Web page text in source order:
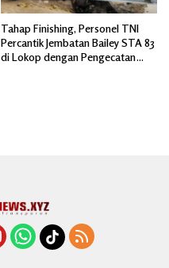
Tahap Finishing, Personel TNI
Percantik Jembatan Bailey STA 83
di Lokop dengan Pengecatan